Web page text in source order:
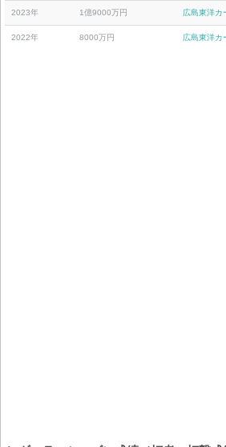
2023年 1億9000万円 広島東洋カ
2022年 8000万円 広島東洋カ